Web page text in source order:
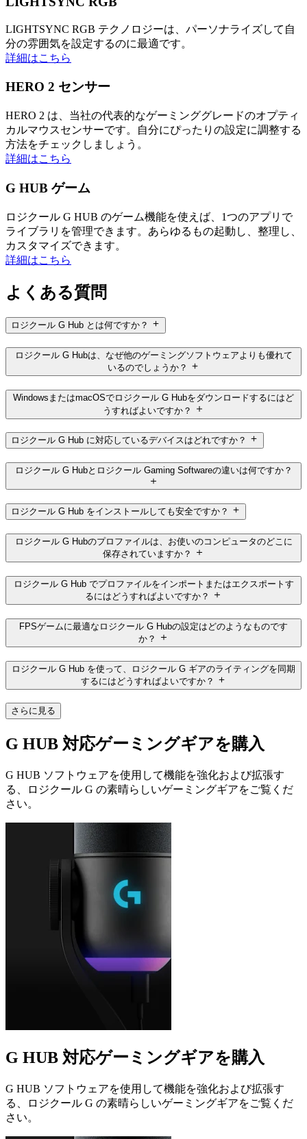
LIGHTSYNC RGB テクノロジーは、パーソナライズして自
分の雰囲気を設定するのに最適です。
詳細はこちら
HERO 2 センサー
HERO 2 は、当社の代表的なゲーミンググレードのオプティ
カルマウスセンサーです。自分にぴったりの設定に調整する
方法をチェックしましょう。
詳細はこちら
G HUB ゲーム
ロジクール G HUB のゲーム機能を使えば、1つのアプリで
ライブラリを管理できます。あらゆるもの起動し、整理し、
カスタマイズできます。
詳細はこちら
よくある質問
ロジクール G Hub とは何ですか？
ロジクール G Hubは、なぜ他のゲーミングソフトウェアよりも優れて
いるのでしょうか？
WindowsまたはmacOSでロジクール G Hubをダウンロードするにはど
うすればよいですか？
ロジクール G Hub に対応しているデバイスはどれですか？
ロジクール G Hubとロジクール Gaming Softwareの違いは何ですか？
ロジクール G Hub をインストールしても安全ですか？
ロジクール G Hubのプロファイルは、お使いのコンピュータのどこに
保存されていますか？
ロジクール G Hub でプロファイルをインポートまたはエクスポートす
るにはどうすればよいですか？
FPSゲームに最適なロジクール G Hubの設定はどのようなものです
か？
ロジクール G Hub を使って、ロジクール G ギアのライティングを同期
するにはどうすればよいですか？
さらに見る
G HUB 対応ゲーミングギアを購入
G HUB ソフトウェアを使用して機能を強化および拡張す
る、ロジクール G の素晴らしいゲーミングギアをご覧くだ
さい。
G HUB 対応ゲーミングギアを購入
G HUB ソフトウェアを使用して機能を強化および拡張す
る、ロジクール G の素晴らしいゲーミングギアをご覧くだ
さい。